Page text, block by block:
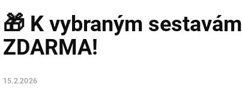
🎁 K vybraným
ZDARMA!
15.2.2026